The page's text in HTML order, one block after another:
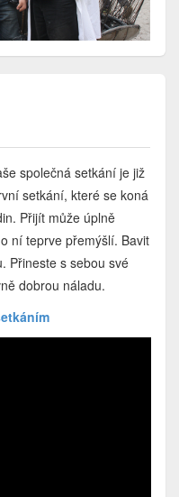
společná setkání je již
setkání, které se koná
Přijít může úplně
ní teprve přemýšlí. Bavit
Přineste s sebou své
dobrou náladu.